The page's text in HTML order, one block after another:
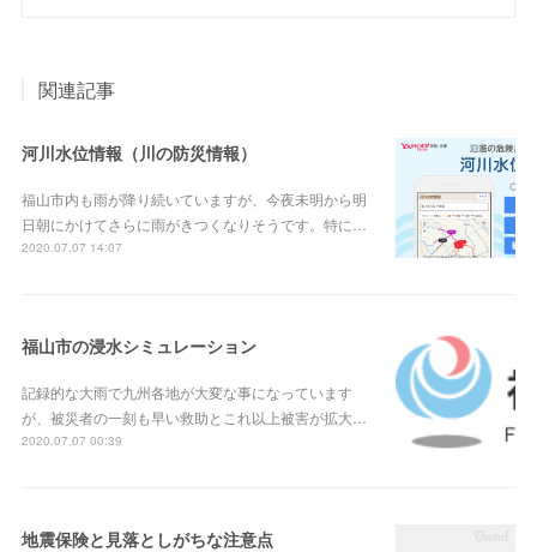
関連記事
河川水位情報（川の防災情報）
福山市内も雨が降り続いていますが、今夜未明から明
日朝にかけてさらに雨がきつくなりそうです。特に…
2020.07.07 14:07
福山市の浸水シミュレーション
記録的な大雨で九州各地が大変な事になっています
が、被災者の一刻も早い救助とこれ以上被害が拡大…
2020.07.07 00:39
地震保険と見落としがちな注意点